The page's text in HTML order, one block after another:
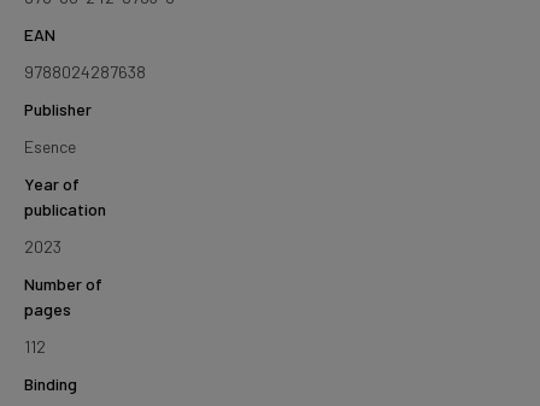
EAN
9788024287638
Publisher
Esence
Year of
publication
2023
Number of
pages
112
Binding